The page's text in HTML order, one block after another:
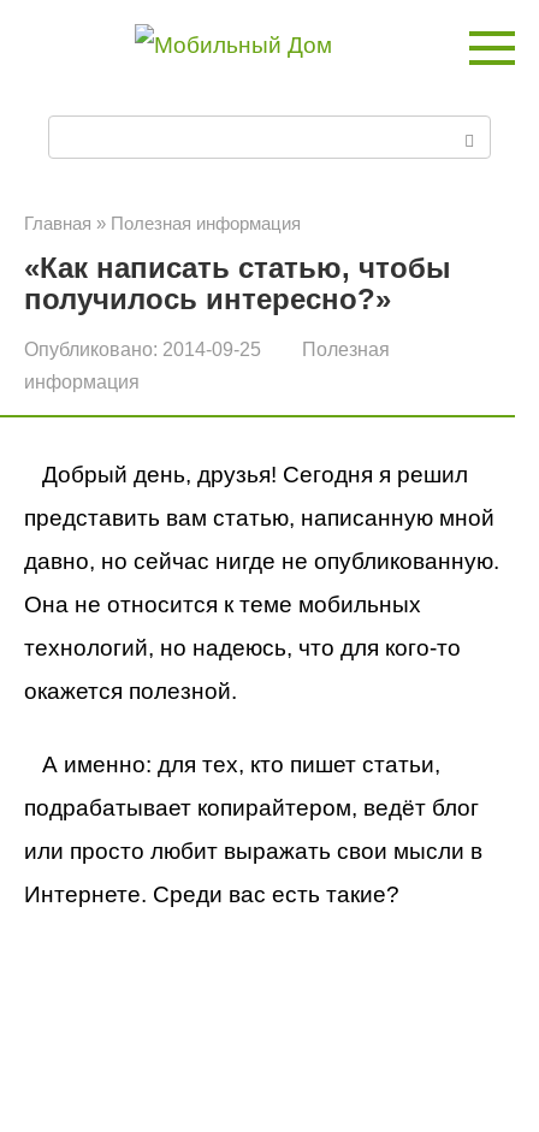
и
с
к
Главная » Полезная информация
«Как написать статью, чтобы
получилось интересно?»
Опубликовано: 2014-09-25
Полезная
информация
Добрый день, друзья! Сегодня я решил
представить вам статью, написанную мной
давно, но сейчас нигде не опубликованную.
Она не относится к теме мобильных
технологий, но надеюсь, что для кого-то
окажется полезной.
А именно: для тех, кто пишет статьи,
подрабатывает копирайтером, ведёт блог
или просто любит выражать свои мысли в
Интернете. Среди вас есть такие?